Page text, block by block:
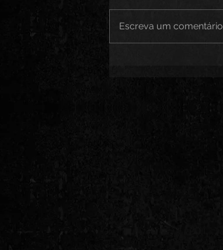
Escreva um comentário